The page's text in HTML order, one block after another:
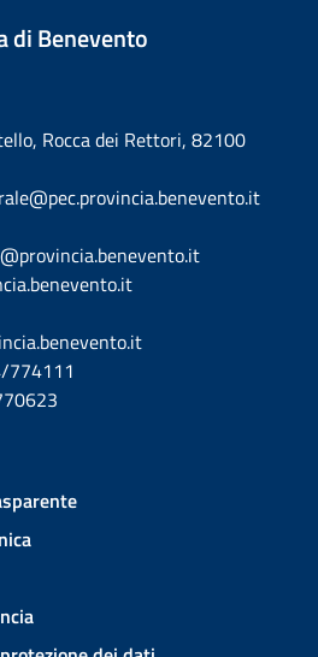
di Benevento
Rocca dei Rettori, 82100
774111